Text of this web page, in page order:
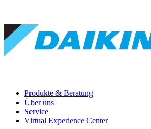
Produkte & Beratung
Über uns
Service
Virtual Experience Center